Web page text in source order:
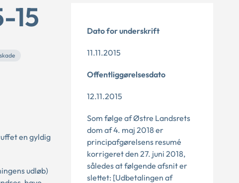
15
en gyldig
udløb)
Dato for underskrift
11.11.2015
Offentliggørelsesdato
12.11.2015
Som følge af Østre Landsrets
dom af 4. maj 2018 er
principafgørelsens resumé
korrigeret den 27. juni 2018,
således at følgende afsnit er
slettet: [Udbetalingen af